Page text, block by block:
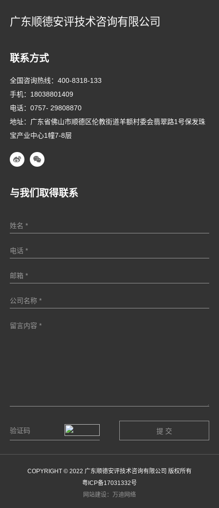
广东顺德安评技术咨询有限公司
联系方式
全国咨询热线： 400-8318-133
手机： 18038801409
电话： 0757- 29808870
地址：广东省佛山市顺德区伦教街道羊额村委会翡翠路1号保发珠
宝产业中心1幢7-8层
与我们取得联系
COPYRIGHT © 2022 广东顺德安评技术咨询有限公司 版权所有
粤ICP备17031332号
网站建设：万迪网络